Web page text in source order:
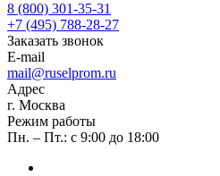
8 (800) 301-35-31
+7 (495) 788-28-27
Заказать звонок
E-mail
mail@ruselprom.ru
Адрес
г. Москва
Режим работы
Пн. – Пт.: с 9:00 до 18:00